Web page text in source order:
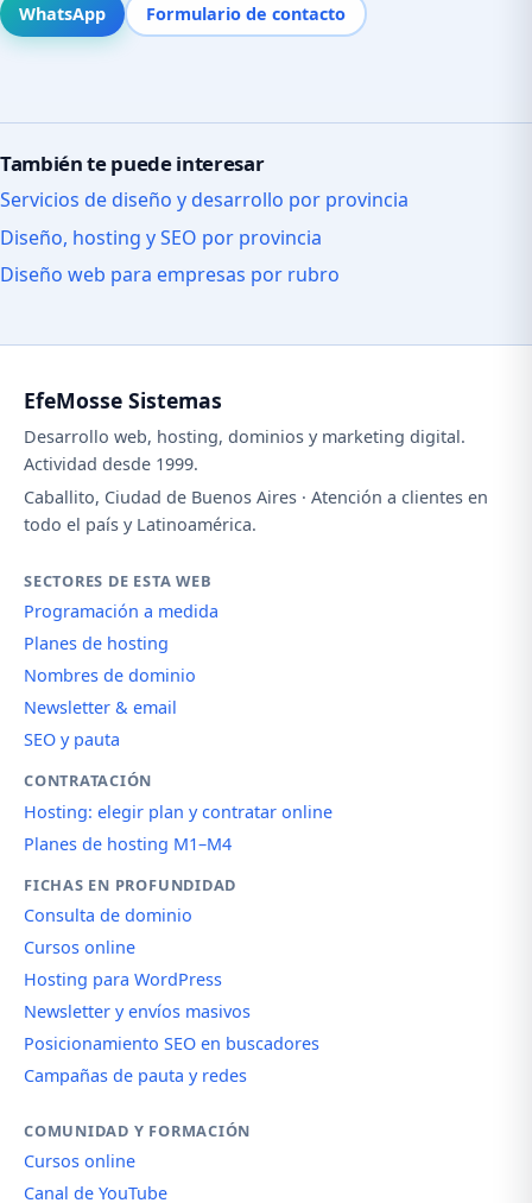
WhatsApp Formulario de contacto
También te puede interesar
Servicios de diseño y desarrollo por provincia
Diseño, hosting y SEO por provincia
Diseño web para empresas por rubro
EfeMosse Sistemas
Desarrollo web, hosting, dominios y marketing digital.
Actividad desde 1999.
Caballito, Ciudad de Buenos Aires · Atención a clientes en
todo el país y Latinoamérica.
SECTORES DE ESTA WEB
Programación a medida
Planes de hosting
Nombres de dominio
Newsletter & email
SEO y pauta
CONTRATACIÓN
Hosting: elegir plan y contratar online
Planes de hosting M1–M4
FICHAS EN PROFUNDIDAD
Consulta de dominio
Cursos online
Hosting para WordPress
Newsletter y envíos masivos
Posicionamiento SEO en buscadores
Campañas de pauta y redes
COMUNIDAD Y FORMACIÓN
Cursos online
Canal de YouTube